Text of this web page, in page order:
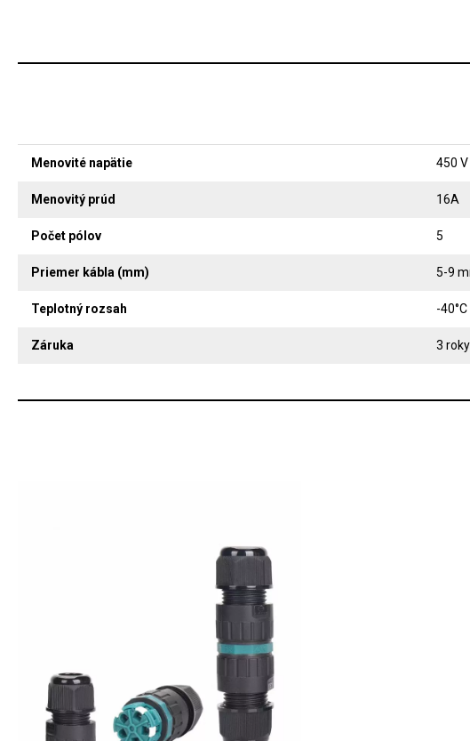
Menovité napätie 450 V
Menovitý prúd 16A
Počet pólov 5
Priemer kábla (mm) 5-9
Teplotný rozsah -
Záruka 3 roky